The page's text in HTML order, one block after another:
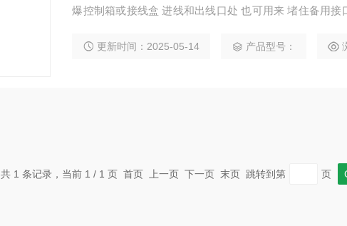
爆控制箱或接线盒 进线和出线口处 也可用来 堵住备用接
更新时间：2025-05-14 产品型号：
共 1 条记录，当前 1 / 1 页 首页 上一页 下一页 末页 跳转到第 页